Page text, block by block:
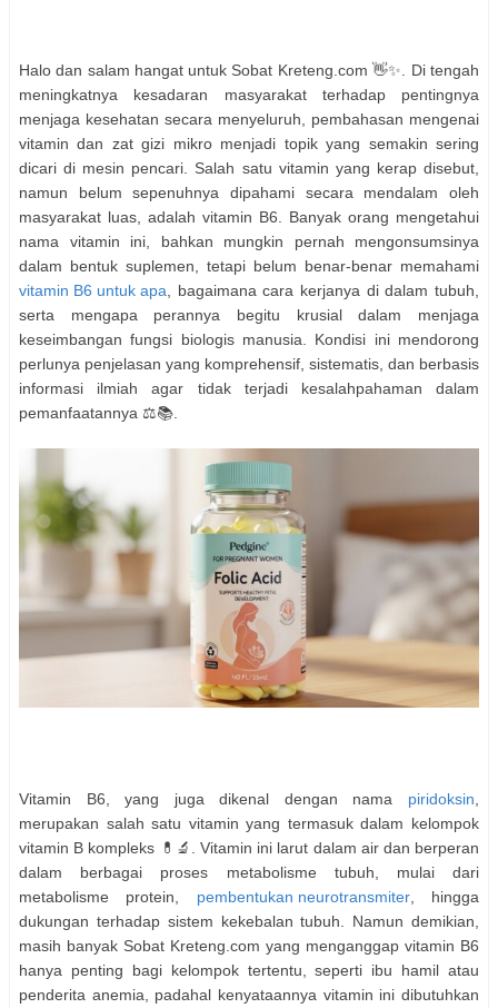
Halo dan salam hangat untuk Sobat Kreteng.com 👋✨. Di tengah
meningkatnya kesadaran masyarakat terhadap pentingnya
menjaga kesehatan secara menyeluruh, pembahasan mengenai
vitamin dan zat gizi mikro menjadi topik yang semakin sering
dicari di mesin pencari. Salah satu vitamin yang kerap disebut,
namun belum sepenuhnya dipahami secara mendalam oleh
masyarakat luas, adalah vitamin B6. Banyak orang mengetahui
nama vitamin ini, bahkan mungkin pernah mengonsumsinya
dalam bentuk suplemen, tetapi belum benar-benar memahami
vitamin B6 untuk apa , bagaimana cara kerjanya di dalam tubuh,
serta mengapa perannya begitu krusial dalam menjaga
keseimbangan fungsi biologis manusia. Kondisi ini mendorong
perlunya penjelasan yang komprehensif, sistematis, dan berbasis
informasi ilmiah agar tidak terjadi kesalahpahaman dalam
pemanfaatannya ⚖️📚.
Vitamin B6, yang juga dikenal dengan nama piridoksin
merupakan salah satu vitamin yang termasuk dalam kelompok
vitamin B kompleks 💊🔬. Vitamin ini larut dalam air dan berperan
dalam berbagai proses metabolisme tubuh, mulai dari
metabolisme protein, pembentukan neurotransmiter, hingga
dukungan terhadap sistem kekebalan tubuh. Namun demikian,
masih banyak Sobat Kreteng.com yang menganggap vitamin B6
hanya penting bagi kelompok tertentu, seperti ibu hamil atau
penderita anemia, padahal kenyataannya vitamin ini dibutuhkan